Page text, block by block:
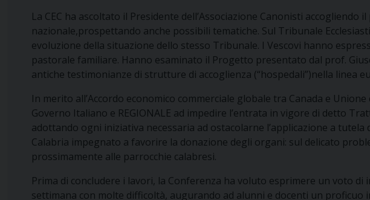
La CEC ha ascoltato il Presidente dell’Associazione Canonisti
nazionale,prospettando anche possibili tematiche. Sul Tribunale
evoluzione della situazione dello stesso Tribunale. I Vescovi hanno
pastorale familiare. Hanno esaminato il Progetto presentato dal prof.
antiche testimonianze di strutture di accoglienza (“hospedali”)nella linea
In merito all’Accordo economico commerciale globale tra Canada e
Governo Italiano e REGIONALE ad impedire l’entrata in vigore di detto
adottando ogni iniziativa necessaria ad ostacolarne l’applicazione a
Calabria impegnato a favorire la donazione degli organi: sul delicato
prossimamente alle parrocchie calabresi.
Prima di concludere i lavori, la Conferenza ha voluto esprimere un voto
settimana con molte difficoltà, augurando ad alunni e docenti un